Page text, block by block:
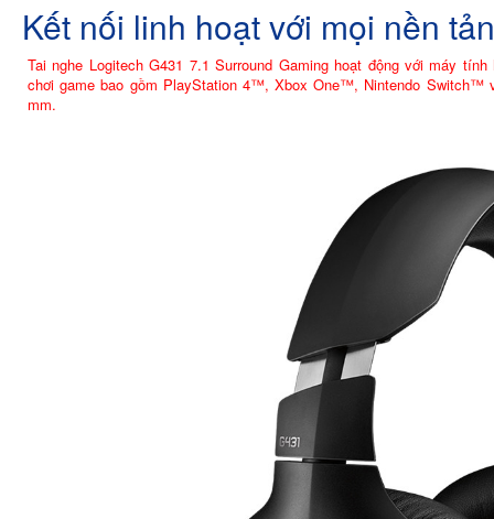
Kết nối linh hoạt với mọi nền
Tai nghe Logitech G431 7.1 Surround Gaming hoạt động với máy
chơi game bao gồm PlayStation 4™, Xbox One™, Nintendo Switch™
mm.